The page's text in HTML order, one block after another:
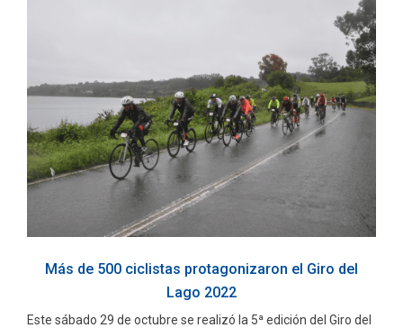
Más de 500 ciclistas protagonizaron el Giro del
Lago 2022
Este sábado 29 de octubre se realizó la 5ª edición del Giro del